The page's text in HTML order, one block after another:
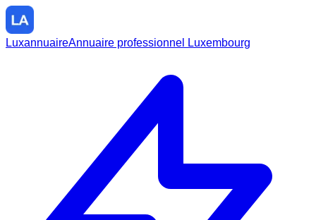
LuxannuaireAnnuaire professionnel Luxembourg